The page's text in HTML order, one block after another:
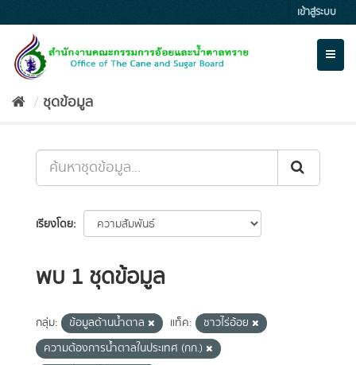
to
content
เข้าสู่ระบบ
ชุดข้อมูล
เรียงโดย
พบ 1 ชุดข้อมูล
กลุ่ม: ข้อมูลด้านน้ำตาล แท็ค:
ชาวไร่อ้อย
ความต้องการน้ำตาลในประเทศ (กก.)